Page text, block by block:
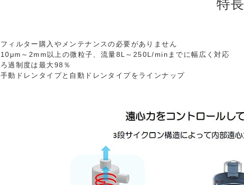
特長
フィルター購入やメンテナンスの必要がありません
10μm～2mm以上の微粒子、流量8L～250L/minまでに幅広く対応
ろ過制度は最大98％
手動ドレンタイプと自動ドレンタイプをラインナップ